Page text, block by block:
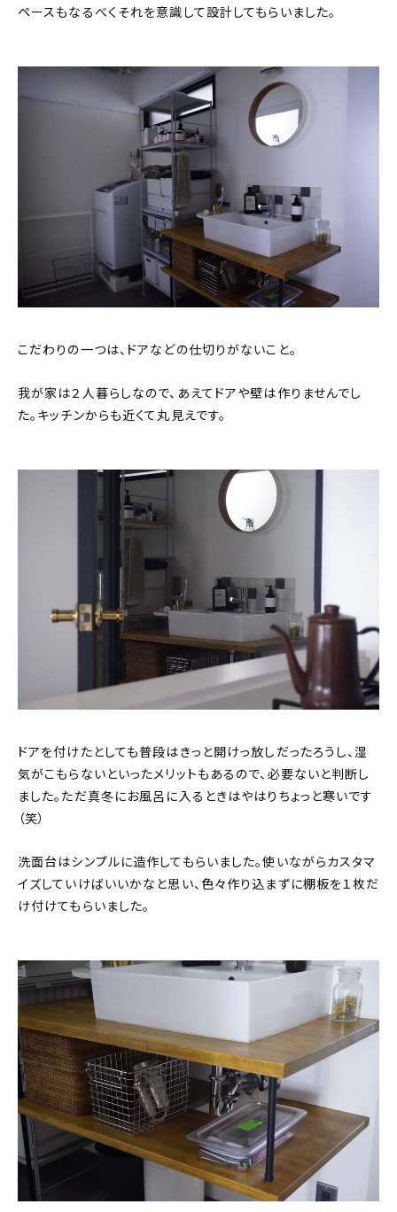
ペースもなるべくそれを意識して設計してもらいました。
こだわりの一つは、ドアなどの仕切りがないこと。
我が家は２人暮らしなので、あえてドアや壁は作りませんでし
た。キッチンからも近くて丸見えです。
ドアを付けたとしても普段はきっと開けっ放しだったろうし、湿
気がこもらないといったメリットもあるので、必要ないと判断し
ました。ただ真冬にお風呂に入るときはやはりちょっと寒いです
（笑）
洗面台はシンプルに造作してもらいました。使いながらカスタマ
イズしていけばいいかなと思い、色々作り込まずに棚板を１枚だ
け付けてもらいました。